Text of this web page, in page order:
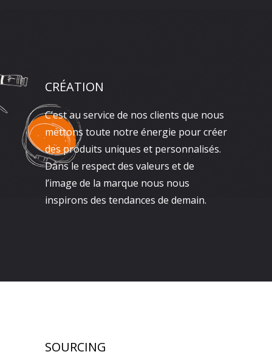
CRÉATION
C’est au service de nos clients que nous
mettons toute notre énergie pour créer
des produits uniques et personnalisés.
Dans le respect des valeurs et de
l’image de la marque nous nous
inspirons des tendances de demain.
SOURCING